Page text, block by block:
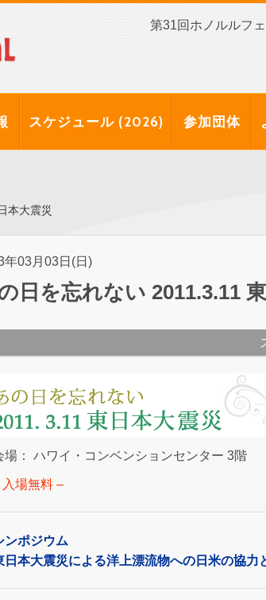
第31回ホノルルフ
スケジュール (2026) 参加団体
本大震災
年03月03日(日)
日を忘れない 2011.3.11
場： ハワイ・コンベンションセンター 3階
入場無料 –
ンポジウム
日本大震災による洋上漂流物への日米の協力